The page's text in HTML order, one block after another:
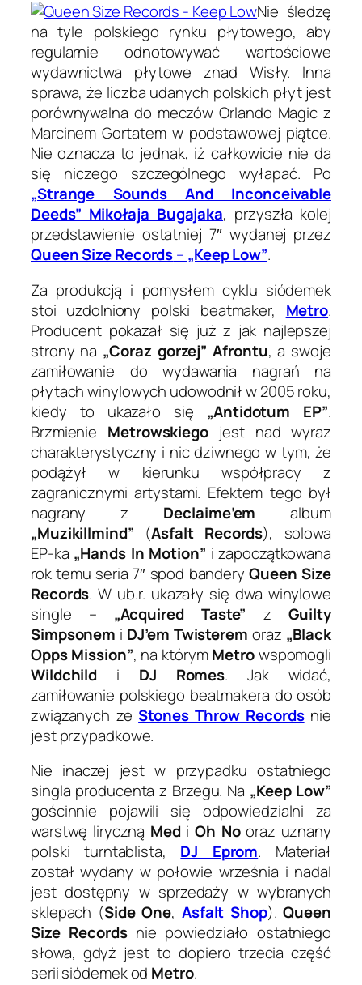
Nie śledzę
na tyle polskiego rynku płytowego, aby
regularnie odnotowywać wartościowe
wydawnictwa płytowe znad Wisły. Inna
sprawa, że liczba udanych polskich płyt jest
porównywalna do meczów Orlando Magic z
Marcinem Gortatem w podstawowej piątce.
Nie oznacza to jednak, iż całkowicie nie da
się niczego szczególnego wyłapać. Po
„Strange Sounds And Inconceivable
Deeds” Mikołaja Bugajaka, przyszła kolej
przedstawienie ostatniej 7″ wydanej przez
Queen Size Records– „Keep Low”.
Za produkcją i pomysłem cyklu siódemek
stoi uzdolniony polski beatmaker, Metro.
Producent pokazał się już z jak najlepszej
strony na „Coraz gorzej” Afrontu, a swoje
zamiłowanie do wydawania nagrań na
płytach winylowych udowodnił w 2005 roku,
kiedy to ukazało się „Antidotum EP”.
Brzmienie Metrowskiegojest nad wyraz
charakterystyczny i nic dziwnego w tym, że
podążył w kierunku współpracy z
zagranicznymi artystami. Efektem tego był
nagrany z Declaime’em album
„Muzikillmind” (Asfalt Records), solowa
EP-ka „Hands In Motion” i zapoczątkowana
rok temu seria 7″ spod banderyQueen Size
Records. W ub.r. ukazały się dwa winylowe
single – „Acquired Taste” z Guilty
Simpsonem i DJ’em Twisterem oraz „Black
Opps Mission”, na którymMetrowspomogli
Wildchild i DJ Romes. Jak widać,
zamiłowanie polskiego beatmakera do osób
związanych zeStones Throw Recordsnie
jest przypadkowe.
Nie inaczej jest w przypadku ostatniego
singla producenta z Brzegu. Na „Keep Low”
gościnnie pojawili się odpowiedzialni za
warstwę liryczną MediOh Nooraz uznany
polski turntablista, DJ Eprom. Materiał
został wydany w połowie września i nadal
jest dostępny w sprzedaży w wybranych
sklepach (Side One, Asfalt Shop).Queen
Size Recordsnie powiedziało ostatniego
słowa, gdyż jest to dopiero trzecia część
serii siódemek od Metro.